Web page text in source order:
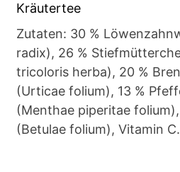
Kräutertee
Zutaten: 30 %
radix), 26 %
tricoloris herba), 20 %
(Urticae folium), 13 %
(Menthae piperitae
(Betulae folium), Vitamin C.